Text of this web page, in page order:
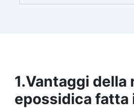
brillante e uniforme in
1.Vantaggi della
epossidica fatta